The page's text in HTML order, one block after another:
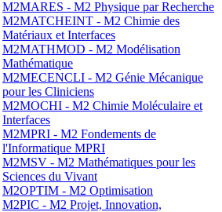
M2MARES - M2 Physique par Recherche
M2MATCHEINT - M2 Chimie des
Matériaux et Interfaces
M2MATHMOD - M2 Modélisation
Mathématique
M2MECENCLI - M2 Génie Mécanique
pour les Cliniciens
M2MOCHI - M2 Chimie Moléculaire et
Interfaces
M2MPRI - M2 Fondements de
l'Informatique MPRI
M2MSV - M2 Mathématiques pour les
Sciences du Vivant
M2OPTIM - M2 Optimisation
M2PIC - M2 Projet, Innovation,